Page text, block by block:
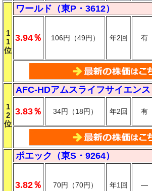
1
1
位
ワールド（東P・3612）
3.94％ 106円（49円） 年2回 有
1
2
位
AFC-HDアムスライフサイエンス
3.83％ 34円（18円） 年2回 有
ポエック（東S・9264）
3.82％ 70円（70円） 年1回 ―